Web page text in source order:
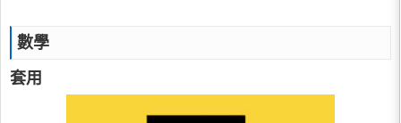
數學
套用